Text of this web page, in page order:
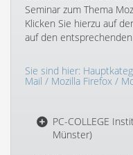
Seminar zum Thema
Klicken Sie hierzu auf
auf den
Sie sind hier:
Mail / Mozilla Firefox /
PC-COLLEGE
Münster)